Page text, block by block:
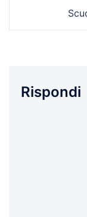
Rispondi